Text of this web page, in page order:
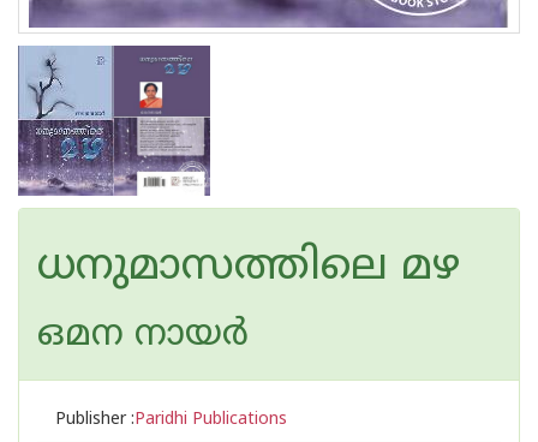
ധനുമാസത്തിലെ മഴ
ഒമന നായര്‍
Publisher :Paridhi Publications